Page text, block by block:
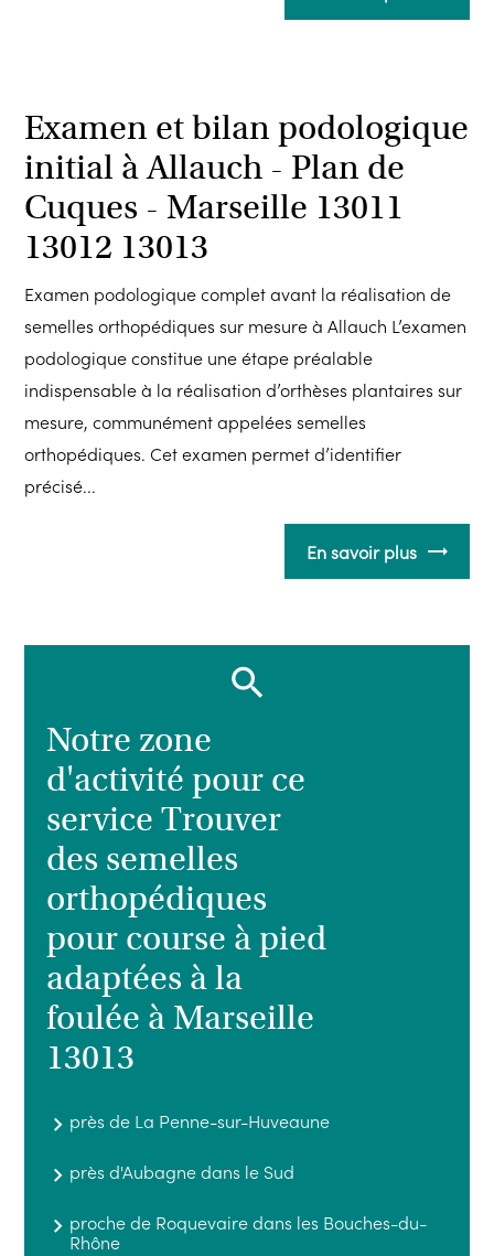
Examen et bilan podologique
initial à Allauch - Plan de
Cuques - Marseille 13011
13012 13013
Examen podologique complet avant la réalisation de
semelles orthopédiques sur mesure à Allauch L’examen
podologique constitue une étape préalable
indispensable à la réalisation d’orthèses plantaires sur
mesure, communément appelées semelles
orthopédiques. Cet examen permet d’identifier
précisé...
En savoir plus
Notre zone
d'activité pour ce
service Trouver
des semelles
orthopédiques
pour course à pied
adaptées à la
foulée à Marseille
13013
près de La Penne-sur-Huveaune
près d'Aubagne dans le Sud
proche de Roquevaire dans les Bouches-du-
Rhône